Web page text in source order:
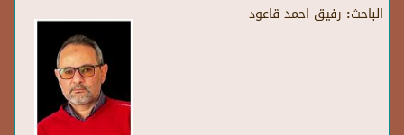
الباحث: رفيق احمد قاعود